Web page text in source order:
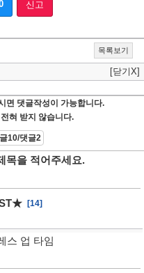
신고
목록보기
[닫기X]
면 댓글작성이 가능합니다.
혀 받지 않습니다.
글10/댓글2
목을 적어주세요.
[14]
스 업 타임